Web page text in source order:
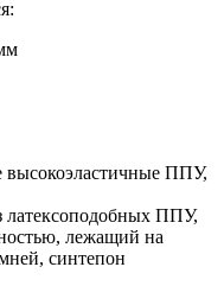
ППУ,
латексоподобных ППУ,
лежащий на
синтепон